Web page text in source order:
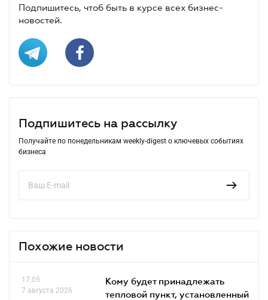
Подпишитесь, чтоб быть в курсе всех бизнес-
новостей.
Подпишитесь на рассылку
Получайте по понедельникам weekly-digest о ключевых событиях
бизнеса
Похожие новости
17.05
7 августа 2026
Кому будет принадлежать
тепловой пункт, установленный